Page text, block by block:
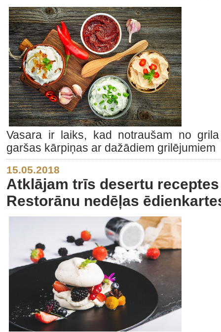
Vasara ir laiks, kad notraušam no
garšas kārpiņas ar dažādiem grilējumiem
15.05.2018
Atklājam trīs desertu
Restorānu nedēļas